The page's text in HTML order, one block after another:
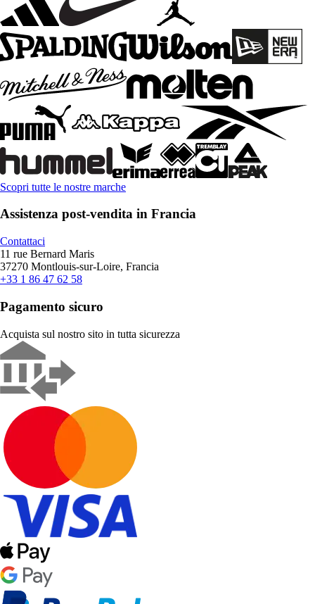
Scopri tutte le nostre marche
Assistenza post-vendita in Francia
Contattaci
11 rue Bernard Maris
37270 Montlouis-sur-Loire, Francia
+33 1 86 47 62 58
Pagamento sicuro
Acquista sul nostro sito in tutta sicurezza